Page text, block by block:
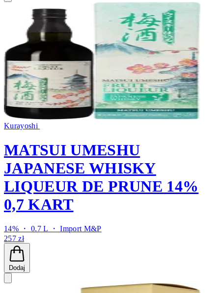
Kurayoshi
MATSUI UMESHU
JAPANESE WHISKY
LIQUEUR DE PRUNE 14%
0,7 KART
14% ・ 0.7 L ・Import M&P
257 zł
Dodaj